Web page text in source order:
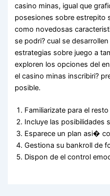
casino minas, igual que
posesiones sobre
como novedosas
se podri? cual se
estrategias sobre juego a
exploren los opciones del
el casino minas inscribiri?
posible.
Familiarizate para el
Incluye las posibilidades
Esparece un plan asi�
Gestiona su bankroll de
Dispon de el control